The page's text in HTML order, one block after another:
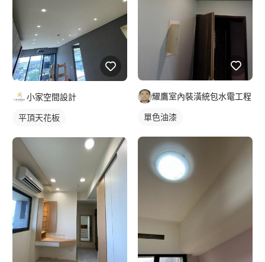
小家空間設計
平頂天花板
耀鷹室內裝潢統包水電工程
單色油漆